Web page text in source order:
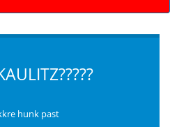
hunk past